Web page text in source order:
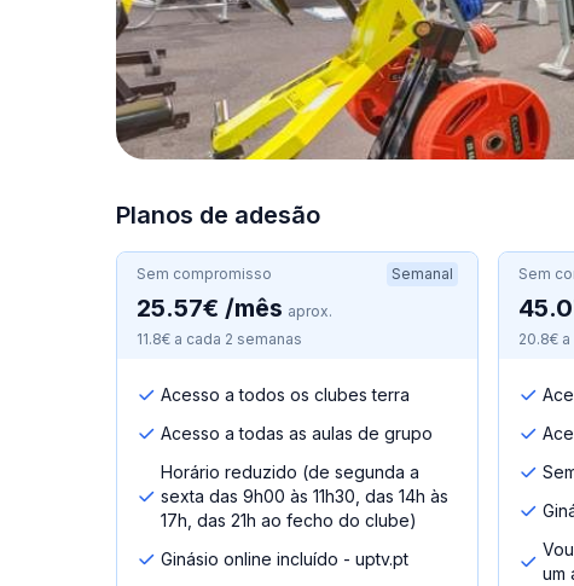
Planos de adesão
Sem compromisso Semanal
25.57€ /mês aprox.
11.8€ a cada 2 semanas
Acesso a todos os clubes terra
Acesso a todas as aulas de grupo
Horário reduzido (de segunda a
sexta das 9h00 às 11h30, das 14h às
17h, das 21h ao fecho do clube)
Ginásio online incluído - uptv.pt
Sem
20.8€
um